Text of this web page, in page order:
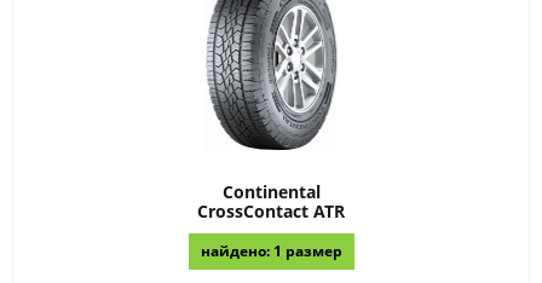
Continental
CrossContact ATR
найдено: 1 размер